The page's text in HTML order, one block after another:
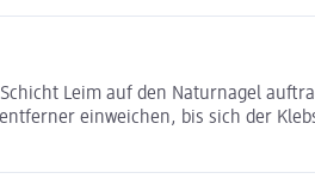
Leim auf den Naturnagel
einweichen, bis sich der